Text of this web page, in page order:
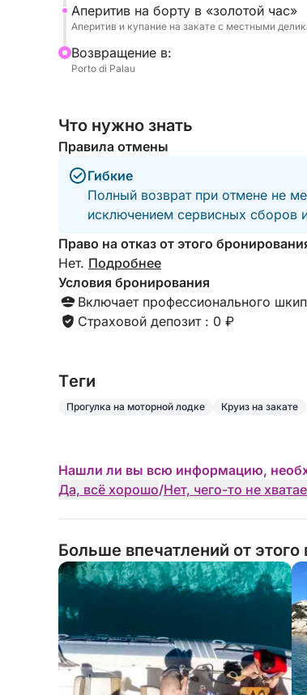
Аперитив на борту в «золотой час»
Аперитив и купание на закате с местными
Bозвращение в:
Porto di Palau
Что нужно знать
Правила отмены
Гибкие
Полный возврат при отмене не
исключением сервисных сборов
Право на отказ от этого
Нет. Подробнее
Условия бронирования
Включает профессионального
Страховой депозит : 0 ₽
Tеги
Прогулка на моторной лодке Круиз на закате
Нашли ли вы всю информацию,
Да, всё хорошо/Нет, чего-то не
Больше впечатлений от этого